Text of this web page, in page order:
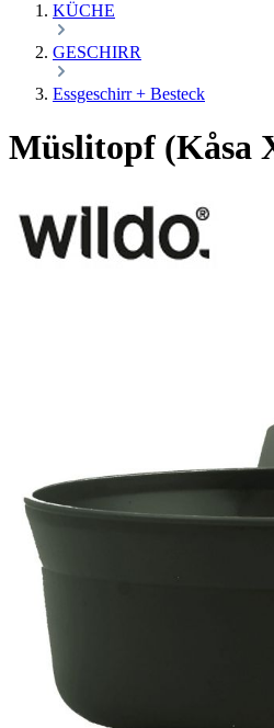
KÜCHE
GESCHIRR
Essgeschirr + Besteck
Müslitopf (Kåsa